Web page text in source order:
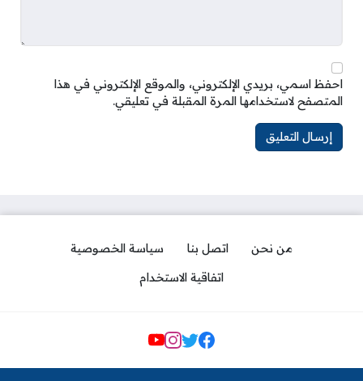
احفظ اسمي، بريدي الإلكتروني، والموقع الإلكتروني في هذا
المتصفح لاستخدامها المرة المقبلة في تعليقي.
من نحن اتصل بنا
سياسة الخصوصية
اتفاقية الاستخدام
مواقع التواصل